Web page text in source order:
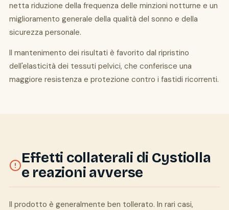
netta riduzione della frequenza delle minzioni notturne e un
miglioramento generale della qualità del sonno e della
sicurezza personale.
Il mantenimento dei risultati è favorito dal ripristino
dell'elasticità dei tessuti pelvici, che conferisce una
maggiore resistenza e protezione contro i fastidi ricorrenti.
Effetti collaterali di Cystiolla
e reazioni avverse
Il prodotto è generalmente ben tollerato. In rari casi,